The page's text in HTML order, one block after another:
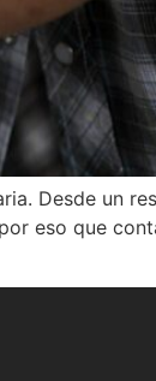
Desde un
eso que